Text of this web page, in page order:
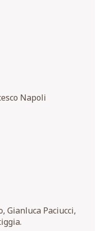
Napoli
Gianluca Paciucci,